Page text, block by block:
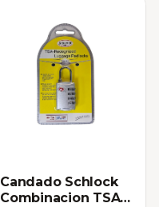
Candado Schlock
Combinacion TSA